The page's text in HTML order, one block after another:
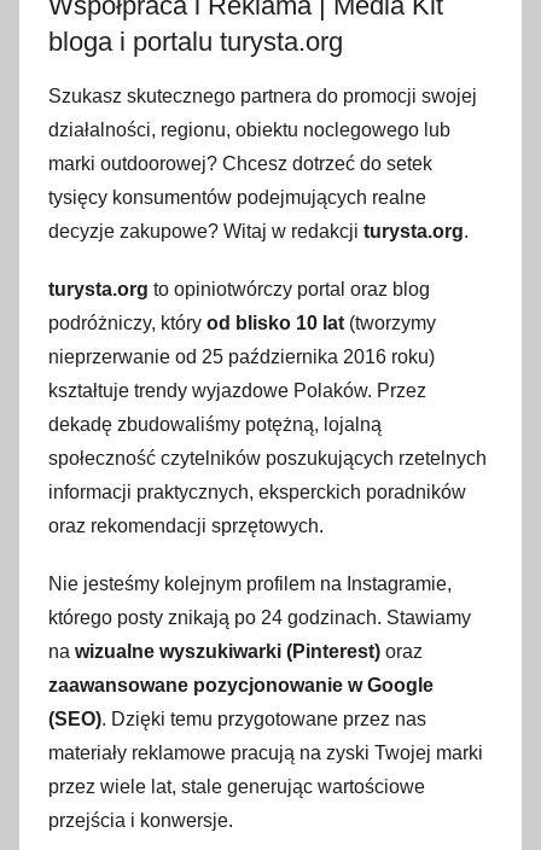
bloga i portalu turysta.org
Szukasz skutecznego partnera do promocji swojej
działalności, regionu, obiektu noclegowego lub
marki outdoorowej? Chcesz dotrzeć do setek
tysięcy konsumentów podejmujących realne
decyzje zakupowe? Witaj w redakcji turysta.org.
turysta.org to opiniotwórczy portal oraz blog
podróżniczy, który od blisko 10 lat (tworzymy
nieprzerwanie od 25 października 2016 roku)
kształtuje trendy wyjazdowe Polaków. Przez
dekadę zbudowaliśmy potężną, lojalną
społeczność czytelników poszukujących rzetelnych
informacji praktycznych, eksperckich poradników
oraz rekomendacji sprzętowych.
Nie jesteśmy kolejnym profilem na Instagramie,
którego posty znikają po 24 godzinach. Stawiamy
na wizualne wyszukiwarki (Pinterest) oraz
zaawansowane pozycjonowanie w Google
(SEO). Dzięki temu przygotowane przez nas
materiały reklamowe pracują na zyski Twojej marki
przez wiele lat, stale generując wartościowe
przejścia i konwersje.